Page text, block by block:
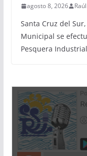
agosto 8, 2026
Santa Cruz del
Municipal se
Pesquera Industrial